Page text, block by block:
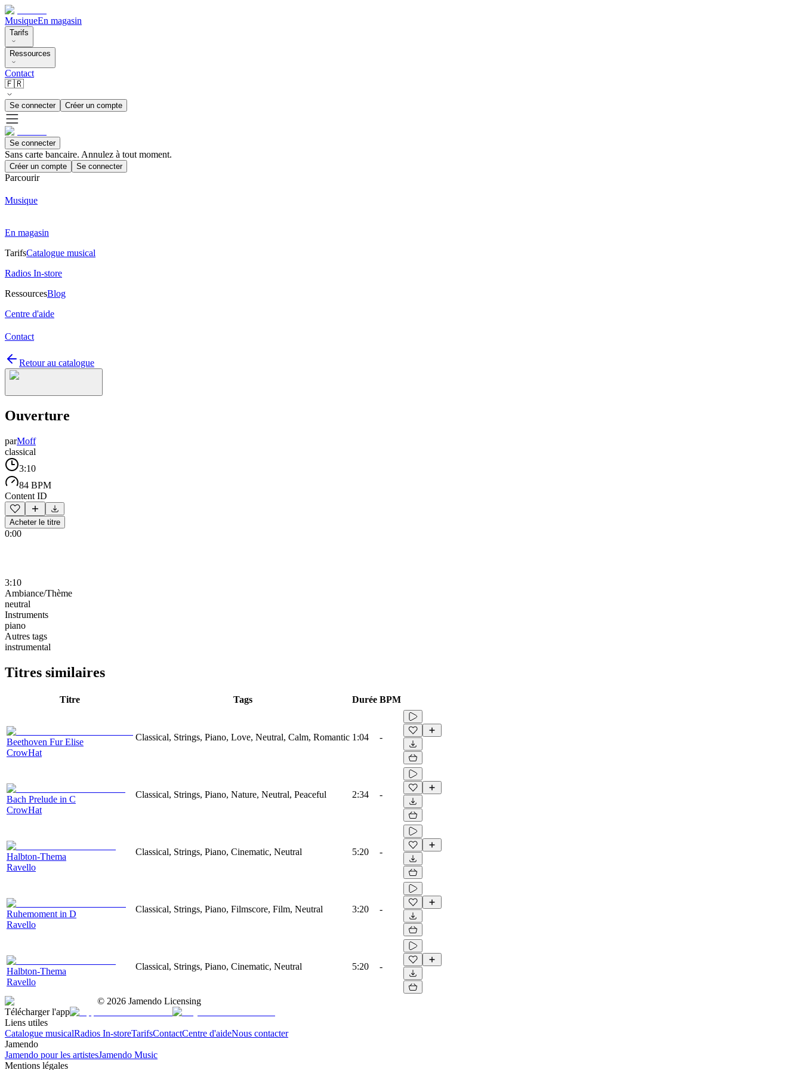
MusiqueEn magasin
Tarifs
Ressources
Contact
🇫🇷
Se connecter Créer un compte
Se connecter
Sans carte bancaire. Annulez à tout moment.
Créer un compte Se connecter
Parcourir
Musique
En magasin
TarifsCatalogue musical
Radios In-store
RessourcesBlog
Centre d'aide
Contact
Retour au catalogue
Ouverture
parMoff
classical
3:10
84 BPM
Content ID
Acheter le titre
0:00
3:10
Ambiance/Thème
neutral
Instruments
piano
Autres tags
instrumental
Titres similaires
Titre Tags Durée BPM
Beethoven Fur Elise
CrowHat
Classical, Strings, Piano, Love, Neutral, Calm, Romantic 1:04 -
Bach Prelude in C
CrowHat
Classical, Strings, Piano, Nature, Neutral, Peaceful 2:34 -
Halbton-Thema
Ravello
Classical, Strings, Piano, Cinematic, Neutral 5:20 -
Ruhemoment in D
Ravello
Classical, Strings, Piano, Filmscore, Film, Neutral 3:20 -
Halbton-Thema
Ravello
Classical, Strings, Piano, Cinematic, Neutral 5:20 -
© 2026 Jamendo Licensing
Télécharger l'app
Liens utiles
Catalogue musicalRadios In-storeTarifsContactCentre d'aideNous contacter
Jamendo
Jamendo pour les artistesJamendo Music
Mentions légales